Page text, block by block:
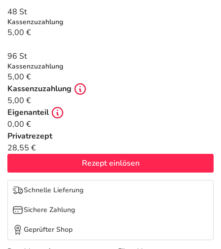
Tierapotheke
Vitamine & Mineralstoffe
Marken
Salus Deals
48 St
Kassenzuzahlung
5,00 €
96 St
Kassenzuzahlung
5,00 €
Kassenzuzahlung
5,00 €
Eigenanteil
0,00 €
Privatrezept
28,55 €
Rezept einlösen
Schnelle Lieferung
Sichere Zahlung
Geprüfter Shop